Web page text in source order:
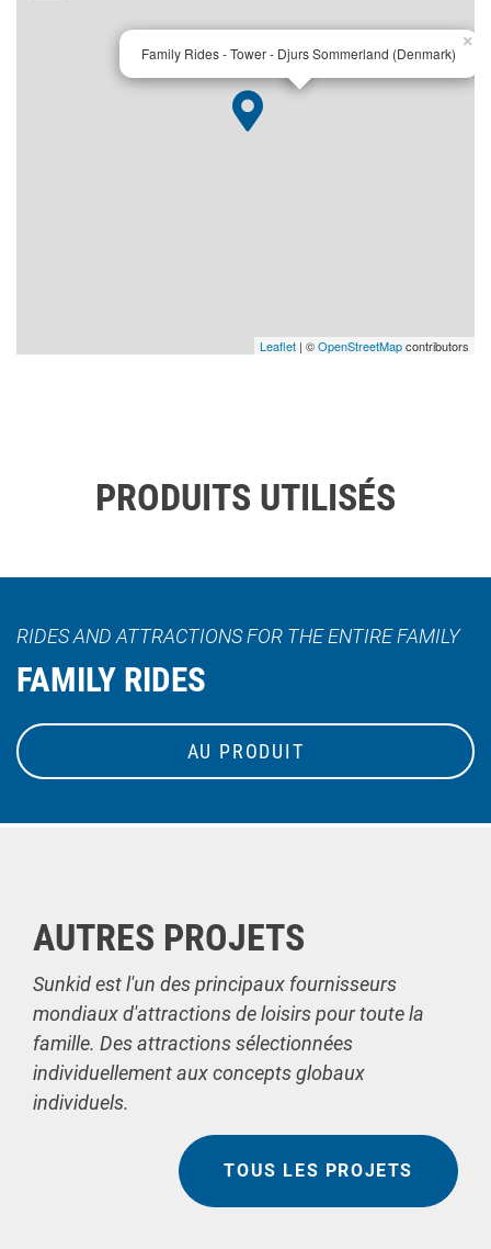
Family Rides - Tower - Djurs Sommerland (Denmark)
×
Leaflet | ©OpenStreetMapcontributors
PRODUITS UTILISÉS
RIDES AND ATTRACTIONS FOR THE ENTIRE FAMILY
FAMILY RIDES
AU PRODUIT
AUTRES PROJETS
Sunkid est l'un des principaux fournisseurs
mondiaux d'attractions de loisirs pour toute la
famille. Des attractions sélectionnées
individuellement aux concepts globaux
individuels.
TOUS LES PROJETS